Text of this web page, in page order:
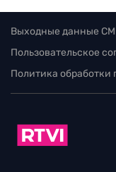
Выходные данные
Пользовательское
Политика